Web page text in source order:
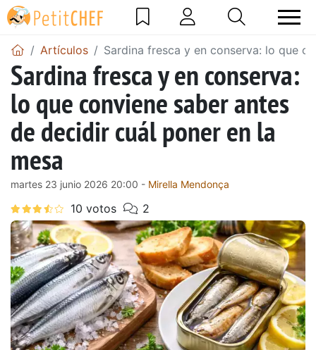
Artículos Sardina fresca y en conserva: lo que
Sardina fresca y en conserva:
lo que conviene saber antes
de decidir cuál poner en la
mesa
martes 23 junio 2026 20:00 - Mirella Mendonça